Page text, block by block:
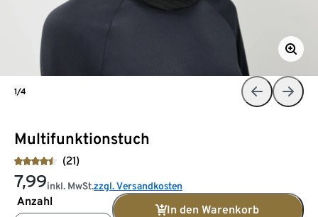
Multifunktionstuch
(21)
7,99inkl. MwSt.zzgl. Versandkosten
Anzahl
In den Warenkorb
1/4